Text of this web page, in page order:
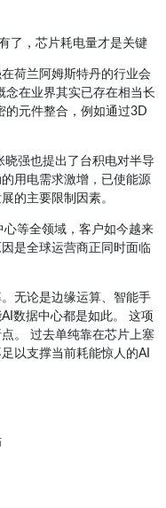
了，芯片耗电量才是关键
荷兰阿姆斯特丹的行业会
念在业界其实已存在相当长
的元件整合，例如通过3D
强也提出了台积电对半导
用电需求激增，已使能源
的主要限制因素。
等全领域，客户如今越来
是全球运营商正同时面临
无论是边缘运算、智能手
数据中心都是如此。 这项
。 过去单纯靠在芯片上塞
以支撑当前耗能惊人的AI